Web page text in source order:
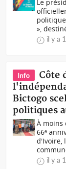
Le
politique
»,
il y a
Info
Côte
Bictogo
politiques
À moins
66ᵉ
d'Ivoire,
il y a